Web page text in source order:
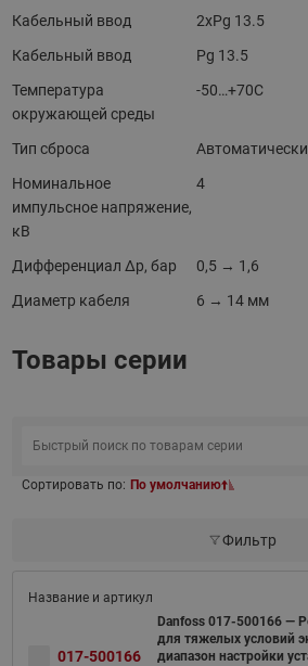
Кабельный ввод
2xPg 13.5
Кабельный ввод
Pg 13.5
Температура
окружающей среды
-50…+70С
Тип сброса
Номинальное
импульсное напряжение,
кВ
4
Дифференциал ∆p, бар
0,5 → 1,6
Диаметр кабеля
6 → 14 мм
Товары серии
Сортировать по: По умолчанию
Фильтр
017-500166
Danfoss 017-500166 —
для тяжелых условий
диапазон настройки